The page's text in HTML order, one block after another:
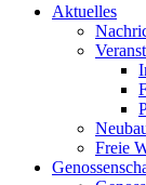
Aktuelles
Freie